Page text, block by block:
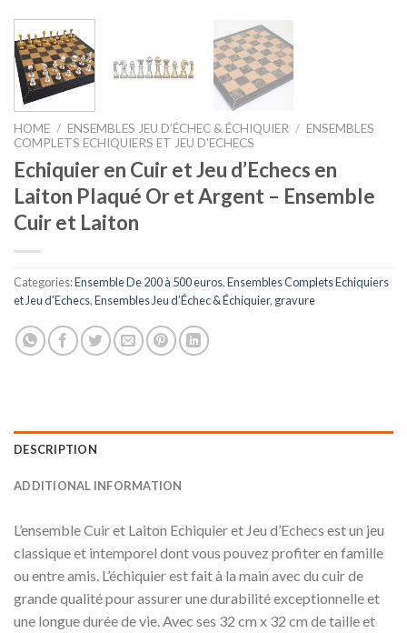
HOME / ENSEMBLES JEU D’ÉCHEC & ÉCHIQUIER / ENSEMBLES
COMPLETS ECHIQUIERS ET JEU D'ECHECS
Echiquier en Cuir et Jeu d’Echecs en
Laiton Plaqué Or et Argent – Ensemble
Cuir et Laiton
Categories:Ensemble De 200 à 500 euros,Ensembles Complets Echiquiers
et Jeu d'Echecs,Ensembles Jeu d’Échec & Échiquier, gravure
DESCRIPTION
ADDITIONAL INFORMATION
L’ensemble Cuir et Laiton Echiquier et Jeu d’Echecs est un jeu
classique et intemporel dont vous pouvez profiter en famille
ou entre amis. L’échiquier est fait à la main avec du cuir de
grande qualité pour assurer une durabilité exceptionnelle et
une longue durée de vie. Avec ses 32 cm x 32 cm de taille et